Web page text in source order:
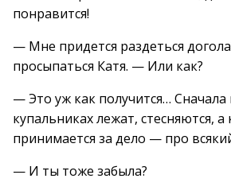
понравится!
— Мне придется раздеться
просыпаться Катя. — Или как?
— Это уж как получится… Сначала
купальниках лежат, стесняются, а
принимается за дело — про
— И ты тоже забыла?